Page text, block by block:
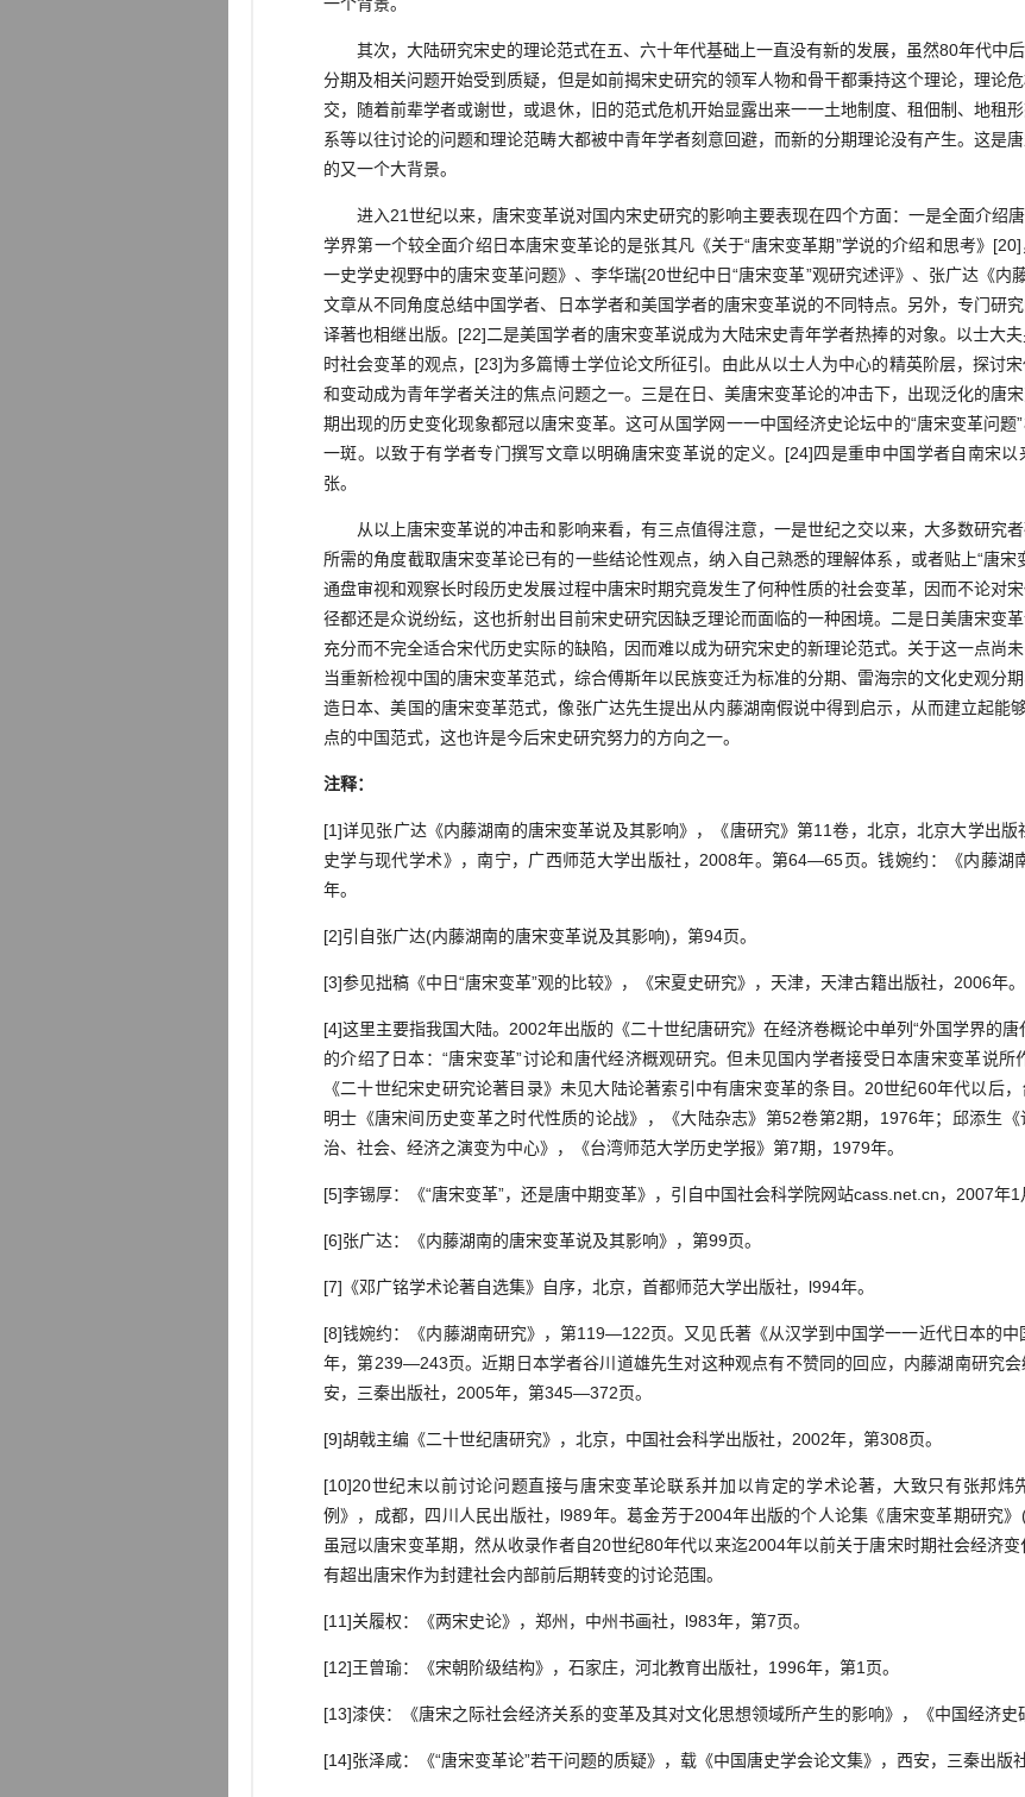
其次，大陆研究宋史的理论范式在五、六十年代基础上一直没有新的发展，虽然80年代中
分期及相关问题开始受到质疑，但是如前揭宋史研究的领军人物和骨干都秉持这个理论，理论
交，随着前辈学者或谢世，或退休，旧的范式危机开始显露出来一一土地制度、租佃制、地租
系等以往讨论的问题和理论范畴大都被中青年学者刻意回避，而新的分期理论没有产生。这是
的又一个大背景。
进入21世纪以来，唐宋变革说对国内宋史研究的影响主要表现在四个方面：一是全面介绍
学界第一个较全面介绍日本唐宋变革论的是张其凡《关于“唐宋变革期”学说的介绍和思考》
一史学史视野中的唐宋变革问题》、李华瑞{20世纪中日“唐宋变革”观研究述评》、张广达《内
文章从不同角度总结中国学者、日本学者和美国学者的唐宋变革说的不同特点。另外，专门研
译著也相继出版。[22]二是美国学者的唐宋变革说成为大陆宋史青年学者热捧的对象。以士大
时社会变革的观点，[23]为多篇博士学位论文所征引。由此从以士人为中心的精英阶层，探讨
和变动成为青年学者关注的焦点问题之一。三是在日、美唐宋变革论的冲击下，出现泛化的唐
期出现的历史变化现象都冠以唐宋变革。这可从国学网一一中国经济史论坛中的“唐宋变革问题
一斑。以致于有学者专门撰写文章以明确唐宋变革说的定义。[24]四是重申中国学者自南宋
张。
从以上唐宋变革说的冲击和影响来看，有三点值得注意，一是世纪之交以来，大多数研究
所需的角度截取唐宋变革论已有的一些结论性观点，纳入自己熟悉的理解体系，或者贴上“唐
通盘审视和观察长时段历史发展过程中唐宋时期究竟发生了何种性质的社会变革，因而不论对
径都还是众说纷纭，这也折射出目前宋史研究因缺乏理论而面临的一种困境。二是日美唐宋变
充分而不完全适合宋代历史实际的缺陷，因而难以成为研究宋史的新理论范式。关于这一点尚
当重新检视中国的唐宋变革范式，综合傅斯年以民族变迁为标准的分期、雷海宗的文化史观分
造日本、美国的唐宋变革范式，像张广达先生提出从内藤湖南假说中得到启示，从而建立起能
点的中国范式，这也许是今后宋史研究努力的方向之一。
注释：
[1]详见张广达《内藤湖南的唐宋变革说及其影响》，《唐研究》第11卷，北京，北京大学出版
史学与现代学术》，南宁，广西师范大学出版社，2008年。第64—65页。钱婉约：《内藤湖
年。
[2]引自张广达(内藤湖南的唐宋变革说及其影响)，第94页。
[3]参见拙稿《中日“唐宋变革”观的比较》，《宋夏史研究》，天津，天津古籍出版社，2006年。
[4]这里主要指我国大陆。2002年出版的《二十世纪唐研究》在经济卷概论中单列“外国学界的
的介绍了日本：“唐宋变革”讨论和唐代经济概观研究。但未见国内学者接受日本唐宋变革说
《二十世纪宋史研究论著目录》未见大陆论著索引中有唐宋变革的条目。20世纪60年代以后
明士《唐宋间历史变革之时代性质的论战》，《大陆杂志》第52卷第2期，1976年；邱添生
治、社会、经济之演变为中心》，《台湾师范大学历史学报》第7期，1979年。
[5]李锡厚：《“唐宋变革”，还是唐中期变革》，引自中国社会科学院网站cass.net.cn，2007年1
[6]张广达：《内藤湖南的唐宋变革说及其影响》，第99页。
[7]《邓广铭学术论著自选集》自序，北京，首都师范大学出版社，l994年。
[8]钱婉约：《内藤湖南研究》，第119—122页。又见氏著《从汉学到中国学一一近代日本的
年，第239—243页。近期日本学者谷川道雄先生对这种观点有不赞同的回应，内藤湖南研究
安，三秦出版社，2005年，第345—372页。
[9]胡戟主编《二十世纪唐研究》，北京，中国社会科学出版社，2002年，第308页。
[10]20世纪末以前讨论问题直接与唐宋变革论联系并加以肯定的学术论著，大致只有张邦炜
例》，成都，四川人民出版社，l989年。葛金芳于2004年出版的个人论集《唐宋变革期研究
虽冠以唐宋变革期，然从收录作者自20世纪80年代以来迄2004年以前关于唐宋时期社会经济
有超出唐宋作为封建社会内部前后期转变的讨论范围。
[11]关履权：《两宋史论》，郑州，中州书画社，l983年，第7页。
[12]王曾瑜：《宋朝阶级结构》，石家庄，河北教育出版社，1996年，第1页。
[13]漆侠：《唐宋之际社会经济关系的变革及其对文化思想领域所产生的影响》，《中国经济史
[14]张泽咸：《“唐宋变革论”若干问题的质疑》，载《中国唐史学会论文集》，西安，三秦出版